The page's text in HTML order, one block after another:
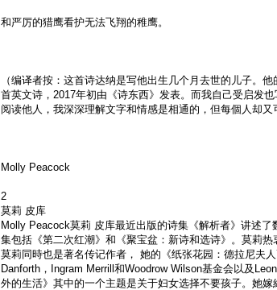
和严厉的猎鹰看护无法飞翔的稚鹰。
（编译者按：这首诗达纳是写他出生几个月去世的儿子。
首英文诗，2017年初由《诗东西》发表。而我自己受启发
阅读他人，我深深理解文字和情感是相通的，但每個人却又
Molly Peacock
2
莫莉 皮库
Molly Peacock莫莉 皮库最近出版的诗集《解析者》讲述
集包括《第二次红潮》和《聚宝盆：新诗和选诗》。莫莉
莫莉同時也是著名传记作者， 她的《纸张花园：德拉尼夫人
Danforth，Ingram Merrill和Woodrow Wilson基金会以及
外的生活》其中的一个主题是关于妇女选择不要孩子。她嫁